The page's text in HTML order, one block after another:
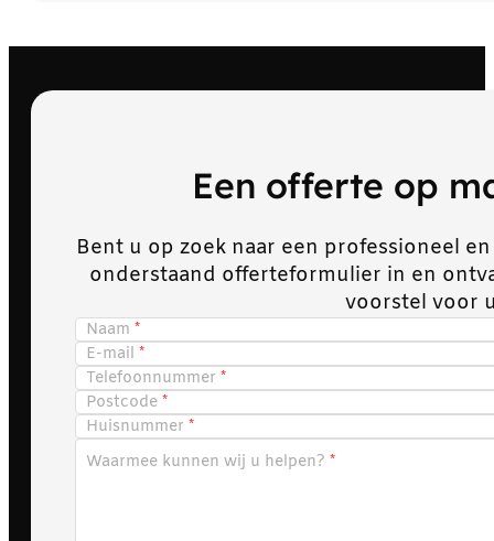
Een offerte op
Bent u op zoek naar een professioneel
onderstaand offerteformulier in en
voorstel voor
Naam
E-mail
Telefoonnummer
Postcode
Huisnummer
Waarmee kunnen wij u helpen?